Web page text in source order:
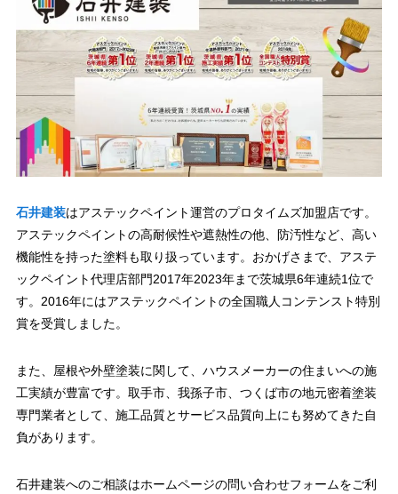
石井建装はアステックペイント運営のプロタイムズ加盟店です。
アステックペイントの高耐候性や遮熱性の他、防汚性など、高い
機能性を持った塗料も取り扱っています。おかげさまで、アステ
ックペイント代理店部門2017年2023年まで茨城県6年連続1位で
す。2016年にはアステックペイントの全国職人コンテンスト特別
賞を受賞しました。
また、屋根や外壁塗装に関して、ハウスメーカーの住まいへの施
工実績が豊富です。取手市、我孫子市、つくば市の地元密着塗装
専門業者として、施工品質とサービス品質向上にも努めてきた自
負があります。
石井建装へのご相談はホームページの問い合わせフォームをご利